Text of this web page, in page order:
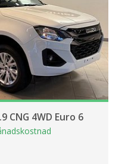
CNG 4WD Euro 6